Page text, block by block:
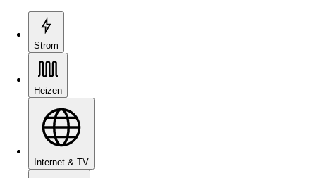
Strom
Heizen
Internet & TV